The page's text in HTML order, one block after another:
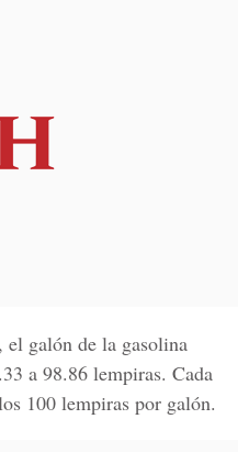
galón de la gasolina
a 98.86 lempiras. Cada
100 lempiras por galón.